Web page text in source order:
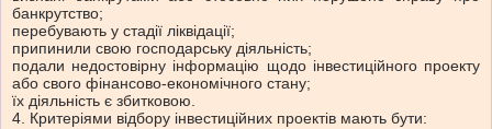
банкрутство;
перебувають у стадії ліквідації;
припинили свою господарську діяльність;
подали недостовірну інформацію щодо інвестиційного проекту
або свого фінансово-економічного стану;
їх діяльність є збитковою.
4. Критеріями відбору інвестиційних проектів мають бути: